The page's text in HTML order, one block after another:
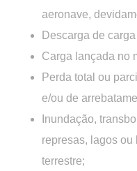
aeronave,
Descarga de
Carga lançada no
Perda total ou
e/ou de
Inundação,
represas, lagos
terrestre;